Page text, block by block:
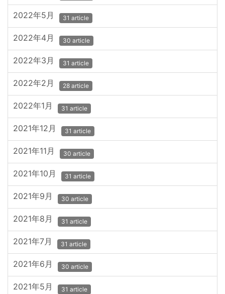
2022年5月 31 article
2022年4月 30 article
2022年3月 31 article
2022年2月 28 article
2022年1月 31 article
2021年12月 31 article
2021年11月 30 article
2021年10月 31 article
2021年9月 30 article
2021年8月 31 article
2021年7月 31 article
2021年6月 30 article
2021年5月 31 article